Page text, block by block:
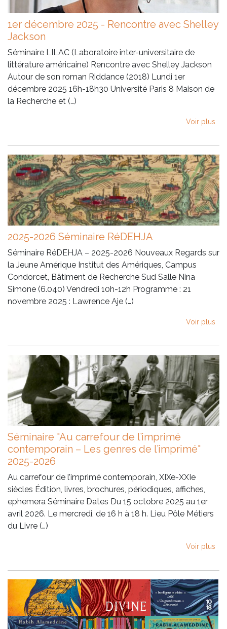
1er décembre 2025 - Rencontre avec Shelley
Jackson
Séminaire LILAC (Laboratoire inter-universitaire de
littérature américaine) Rencontre avec Shelley Jackson
Autour de son roman Riddance (2018) Lundi 1er
décembre 2025 16h-18h30 Université Paris 8 Maison de
la Recherche et (…)
Voir plus
2025-2026 Séminaire RéDEHJA
Séminaire RéDEHJA – 2025-2026 Nouveaux Regards sur
la Jeune Amérique Institut des Amériques, Campus
Condorcet, Bâtiment de Recherche Sud Salle Nina
Simone (6.040) Vendredi 10h-12h Programme : 21
novembre 2025 : Lawrence Aje (…)
Voir plus
Séminaire "Au carrefour de l’imprimé
contemporain – Les genres de l’imprimé"
2025-2026
Au carrefour de l’imprimé contemporain, XIXe-XXIe
siècles Édition, livres, brochures, périodiques, affiches,
ephemera Séminaire Dates Du 15 octobre 2025 au 1er
avril 2026. Le mercredi, de 16 h à 18 h. Lieu Pôle Métiers
du Livre (…)
Voir plus